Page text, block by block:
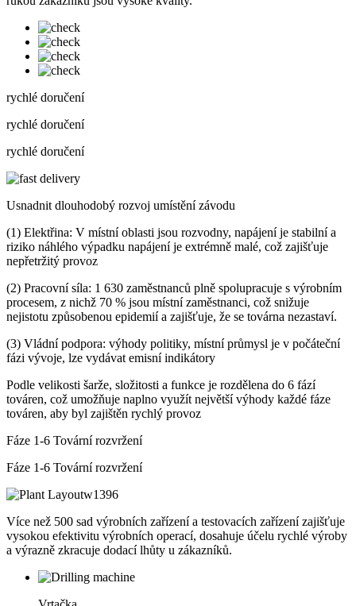
rychlé doručení
rychlé doručení
rychlé doručení
Usnadnit dlouhodobý rozvoj umístění závodu
(1) Elektřina: V místní oblasti jsou rozvodny, napájení je stabilní a
riziko náhlého výpadku napájení je extrémně malé, což zajišťuje
nepřetržitý provoz
(2) Pracovní síla: 1 630 zaměstnanců plně spolupracuje s výrobním
procesem, z nichž 70 % jsou místní zaměstnanci, což snižuje
nejistotu způsobenou epidemií a zajišťuje, že se továrna nezastaví.
(3) Vládní podpora: výhody politiky, místní průmysl je v počáteční
fázi vývoje, lze vydávat emisní indikátory
Podle velikosti šarže, složitosti a funkce je rozdělena do 6 fází
továren, což umožňuje naplno využít největší výhody každé fáze
továren, aby byl zajištěn rychlý provoz
Fáze 1-6 Tovární rozvržení
Fáze 1-6 Tovární rozvržení
Více než 500 sad výrobních zařízení a testovacích zařízení zajišťuje
vysokou efektivitu výrobních operací, dosahuje účelu rychlé výroby
a výrazně zkracuje dodací lhůty u zákazníků.